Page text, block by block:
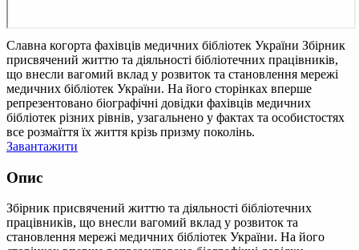
Славна когорта фахівців медичних бібліотек України Збірник
присвячений життю та діяльності бібліотечних працівників,
що внесли вагомий вклад у розвиток та становлення мережі
медичних бібліотек України. На його сторінках вперше
репрезентовано біографічні довідки фахівців медичних
бібліотек різних рівнів, узагальнено у фактах та особистостях
все розмаїття їх життя крізь призму поколінь.
Завантажити
Опис
Збірник присвячений життю та діяльності бібліотечних
працівників, що внесли вагомий вклад у розвиток та
становлення мережі медичних бібліотек України. На його